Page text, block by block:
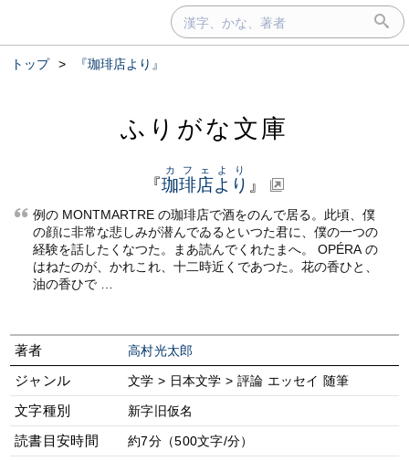
トップ > 『珈琲店より』
ふりがな文庫
『珈琲店より
カフェより
』
例の MONTMARTRE の珈琲店で酒をのんで居る。此頃、僕
の顔に非常な悲しみが潜んでゐるといつた君に、僕の一つの
経験を話したくなつた。まあ読んでくれたまへ。 OPÉRA の
はねたのが、かれこれ、十二時近くであつた。花の香ひと、
油の香ひで …
著者 高村光太郎
ジャンル 文学 > 日本文学 > 評論 エッセイ 随筆
文字種別 新字旧仮名
読書目安時間 約7分（500文字/分）